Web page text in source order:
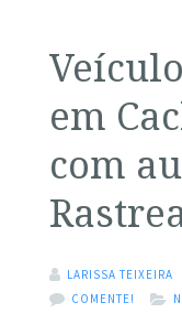
em
com
LARISSA TEIXEIRA
COMENTE!